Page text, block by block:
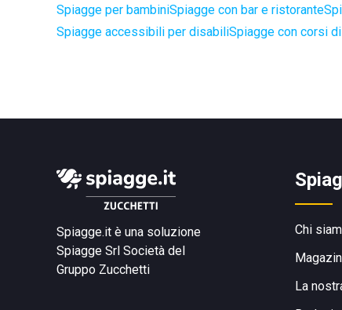
Spiagge per bambiniSpiagge con bar e ristorante
Spiagge accessibili per disabiliSpiagge con corsi
Spiagge.it è una soluzione
Spiagge Srl Società del
Gruppo Zucchetti
Chi
La